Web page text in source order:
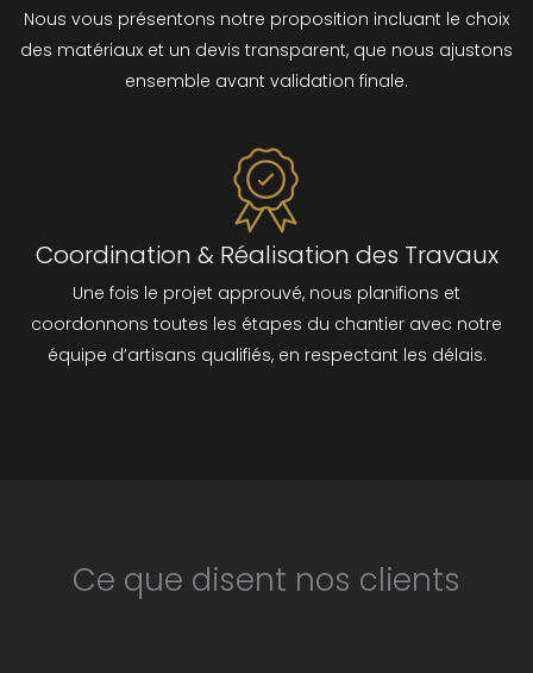
Nous vous présentons notre proposition incluant le choix
des matériaux et un devis transparent, que nous ajustons
ensemble avant validation finale.
Coordination & Réalisation des Travaux
Une fois le projet approuvé, nous planifions et
coordonnons toutes les étapes du chantier avec notre
équipe d’artisans qualifiés, en respectant les délais.
Ce que disent nos clients